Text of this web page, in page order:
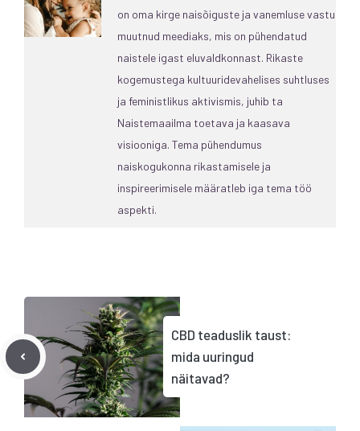
on oma kirge naisõiguste ja vanemluse vastu
muutnud meediaks, mis on pühendatud
naistele igast eluvaldkonnast. Rikaste
kogemustega kultuuridevahelises suhtluses
ja feministlikus aktivismis, juhib ta
Naistemaailma toetava ja kaasava
visiooniga. Tema pühendumus
naiskogukonna rikastamisele ja
inspireerimisele määratleb iga tema töö
aspekti.
CBD teaduslik taust:
mida uuringud
näitavad?